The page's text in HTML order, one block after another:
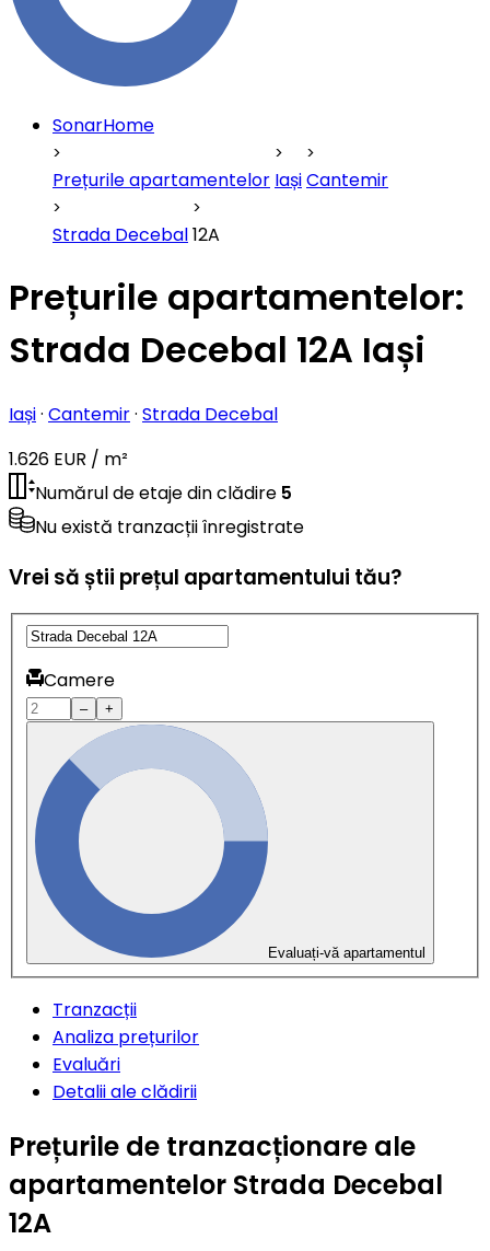
SonarHome
Prețurile apartamentelor IașiCantemir
Strada Decebal12A
Prețurile apartamentelor:
Strada Decebal 12A Iași
Iași· Cantemir· Strada Decebal
1.626 EUR / m²
Numărul de etaje din clădire 5
Nu există tranzacții înregistrate
Vrei să știi prețul apartamentului tău?
Camere
– +
Evaluați-vă apartamentul
Tranzacții
Analiza prețurilor
Evaluări
Detalii ale clădirii
Prețurile de tranzacționare ale
apartamentelor Strada Decebal
12A